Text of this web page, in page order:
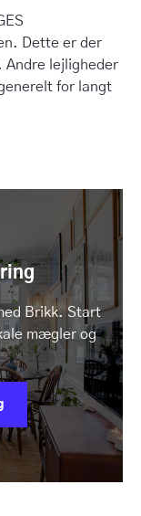
Dette er der
Andre lejligheder
for langt
Brikk. Start
mægler og